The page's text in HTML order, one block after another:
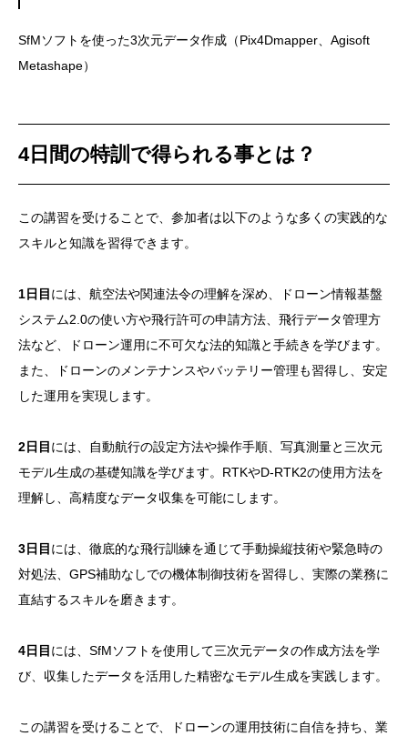
SfMソフトを使った3次元データ作成（Pix4Dmapper、Agisoft
Metashape）
4日間の特訓で得られる事とは？
この講習を受けることで、参加者は以下のような多くの実践的な
スキルと知識を習得できます。
1日目 には、航空法や関連法令の理解を深め、ドローン情報基盤
システム2.0の使い方や飛行許可の申請方法、飛行データ管理方
法など、ドローン運用に不可欠な法的知識と手続きを学びます。
また、ドローンのメンテナンスやバッテリー管理も習得し、安定
した運用を実現します。
2日目 には、自動航行の設定方法や操作手順、写真測量と三次元
モデル生成の基礎知識を学びます。RTKやD-RTK2の使用方法を
理解し、高精度なデータ収集を可能にします。
3日目 には、徹底的な飛行訓練を通じて手動操縦技術や緊急時の
対処法、GPS補助なしでの機体制御技術を習得し、実際の業務に
直結するスキルを磨きます。
4日目 には、SfMソフトを使用して三次元データの作成方法を学
び、収集したデータを活用した精密なモデル生成を実践します。
この講習を受けることで、ドローンの運用技術に自信を持ち、業